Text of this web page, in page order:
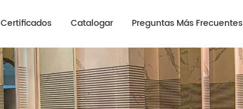
Certificados Catalogar Preguntas Más Frecuentes